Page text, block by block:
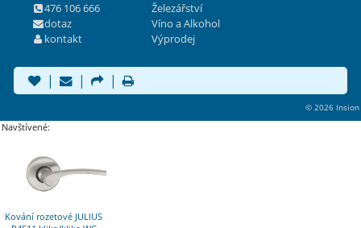
476 106 666
dotaz
kontakt
Železářství
Víno a Alkohol
Výprodej
| | |
© 2026 Insion
Navštívené:
Kování rozetové JULIUS